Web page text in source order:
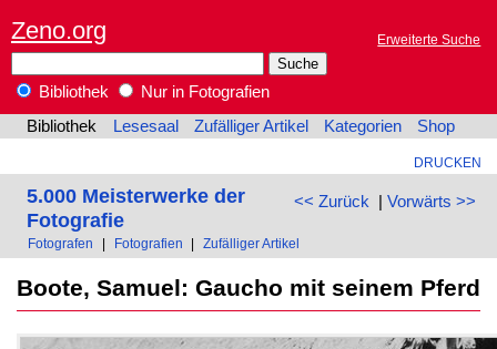
Zeno.org Erweiterte Suche
Bibliothek
Nur in Fotografien
Bibliothek
Lesesaal Zufälliger Artikel Kategorien Shop
DRUCKEN
<< Zurück | Vorwärts >>
5.000 Meisterwerke der
Fotografie
Fotografen Fotografien Zufälliger Artikel
Boote, Samuel: Gaucho mit seinem Pferd